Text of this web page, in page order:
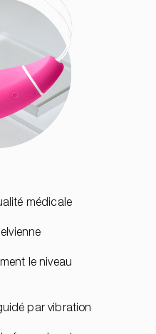
médicale
le niveau
par vibration